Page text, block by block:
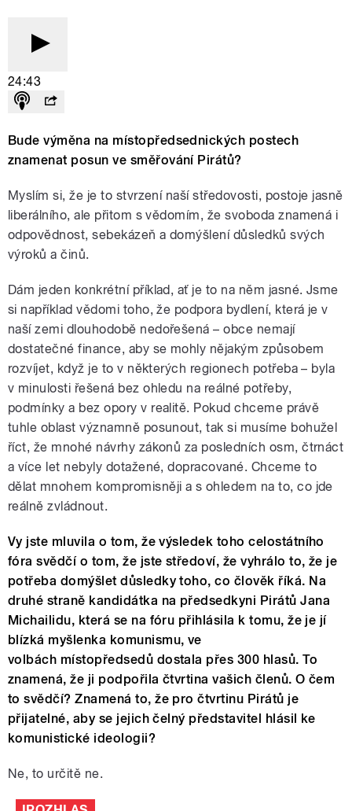
24:43
Bude výměna na místopředsednických postech
znamenat posun ve směřování Pirátů?
Myslím si, že je to stvrzení naší středovosti, postoje jasně
liberálního, ale přitom s vědomím, že svoboda znamená i
odpovědnost, sebekázeň a domýšlení důsledků svých
výroků a činů.
Dám jeden konkrétní příklad, ať je to na něm jasné. Jsme
si například vědomi toho, že podpora bydlení, která je v
naší zemi dlouhodobě nedořešená – obce nemají
dostatečné finance, aby se mohly nějakým způsobem
rozvíjet, když je to v některých regionech potřeba – byla
v minulosti řešená bez ohledu na reálné potřeby,
podmínky a bez opory v realitě. Pokud chceme právě
tuhle oblast významně posunout, tak si musíme bohužel
říct, že mnohé návrhy zákonů za posledních osm, čtrnáct
a více let nebyly dotažené, dopracované. Chceme to
dělat mnohem kompromisněji a s ohledem na to, co jde
reálně zvládnout.
Vy jste mluvila o tom, že výsledek toho celostátního
fóra svědčí o tom, že jste středoví, že vyhrálo to, že je
potřeba domýšlet důsledky toho, co člověk říká. Na
druhé straně kandidátka na předsedkyni Pirátů Jana
Michailidu, která se na fóru přihlásila k tomu, že je jí
blízká myšlenka komunismu, ve
volbách místopředsedů dostala přes 300 hlasů. To
znamená, že ji podpořila čtvrtina vašich členů. O čem
to svědčí? Znamená to, že pro čtvrtinu Pirátů je
přijatelné, aby se jejich čelný představitel hlásil ke
komunistické ideologii?
Ne, to určitě ne.